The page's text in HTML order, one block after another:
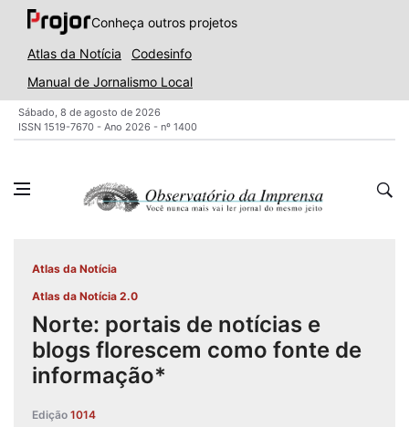
Conheça outros projetos
Atlas da Notícia
Codesinfo
Manual de Jornalismo Local
Sábado, 8 de agosto de 2026
ISSN 1519-7670 - Ano 2026 - nº 1400
Atlas da Notícia
Atlas da Notícia 2.0
Norte: portais de notícias e
blogs florescem como fonte de
informação*
Edição 1014